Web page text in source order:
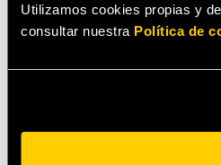
Utilizamos cookies propias y
consultar nuestra Política de